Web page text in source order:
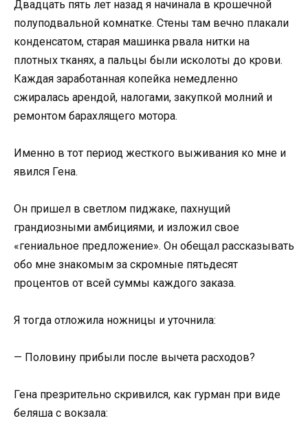
Двадцать пять лет назад я начинала в крошечной
полуподвальной комнатке. Стены там вечно плакали
конденсатом, старая машинка рвала нитки на
плотных тканях, а пальцы были исколоты до крови.
Каждая заработанная копейка немедленно
сжиралась арендой, налогами, закупкой молний и
ремонтом барахлящего мотора.
Именно в тот период жесткого выживания ко мне и
явился Гена.
Он пришел в светлом пиджаке, пахнущий
грандиозными амбициями, и изложил свое
«гениальное предложение». Он обещал рассказывать
обо мне знакомым за скромные пятьдесят
процентов от всей суммы каждого заказа.
Я тогда отложила ножницы и уточнила:
— Половину прибыли после вычета расходов?
Гена презрительно скривился, как гурман при виде
беляша с вокзала: